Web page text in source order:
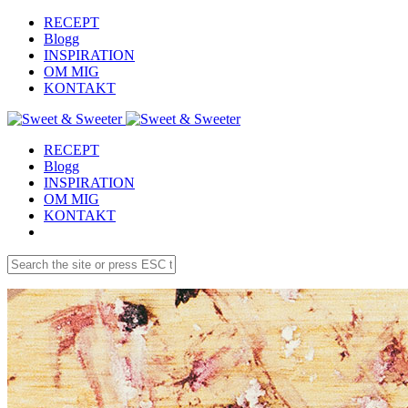
RECEPT
Blogg
INSPIRATION
OM MIG
KONTAKT
RECEPT
Blogg
INSPIRATION
OM MIG
KONTAKT